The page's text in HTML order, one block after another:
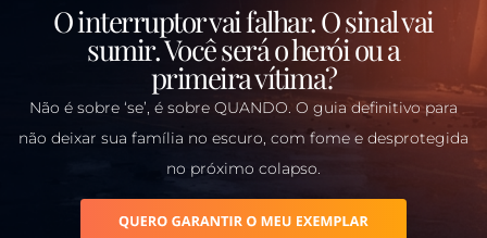
O interruptor vai falhar. O sinal vai
sumir. Você será o herói ou a
primeira vítima?
Não é sobre ‘se’, é sobre QUANDO. O guia definitivo para
não deixar sua família no escuro, com fome e desprotegida
no próximo colapso.